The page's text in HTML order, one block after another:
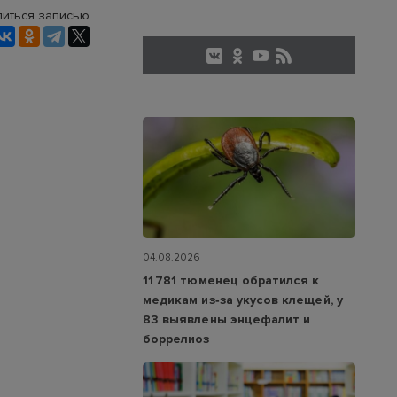
записью
04.08.2026
11 781 тюменец обратился к
медикам из‑за укусов клещей, у
83 выявлены энцефалит и
боррелиоз